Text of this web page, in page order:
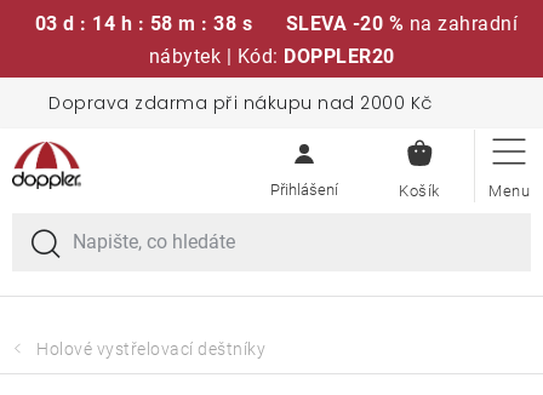
03 d : 14 h : 58 m : 38 s SLEVA -20 % na zahradní
nábytek | Kód: DOPPLER20
obsah
Doprava zdarma při nákupu nad 2000 Kč
KOŠÍK
Sedací soupravy
Slunečníky
Křesla a židle
Holové vystřelovací deštníky